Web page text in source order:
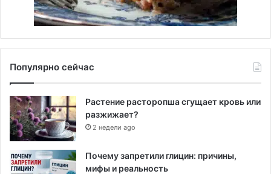
Популярно сейчас
Растение расторопша сгущает кровь или
разжижает?
2 недели ago
Почему запретили глицин: причины,
мифы и реальность